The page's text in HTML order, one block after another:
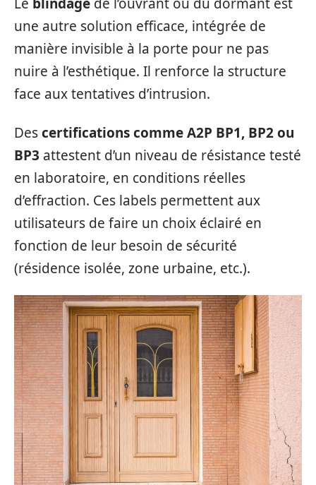
une autre solution efficace, intégrée de
manière invisible à la porte pour ne pas
nuire à l’esthétique. Il renforce la structure
face aux tentatives d’intrusion.
Descertifications comme A2P BP1, BP2 ou
BP3 attestent d’un niveau de résistance testé
en laboratoire, en conditions réelles
d’effraction. Ces labels permettent aux
utilisateurs de faire un choix éclairé en
fonction de leur besoin de sécurité
(résidence isolée, zone urbaine, etc.).